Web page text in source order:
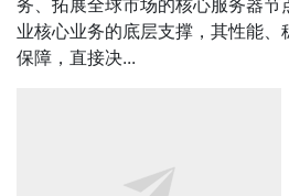
务、拓展全球市场的核心服务器节
业核心业务的底层支撑，其性能
保障，直接决...